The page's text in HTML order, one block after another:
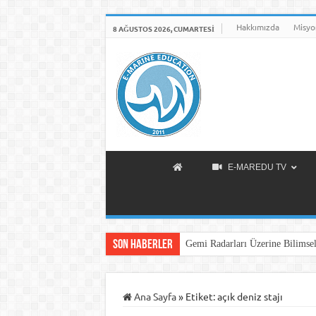
8 AĞUSTOS 2026, CUMARTESI Hakkımızda
E-MAREDU TV
Son Haberler Gemi Radarları Üzerine
Ana Sayfa» Etiket:açık deniz stajı